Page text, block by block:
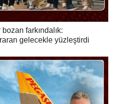
farkındalık:
gelecekle yüzleştirdi